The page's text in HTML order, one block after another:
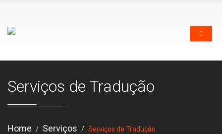
Serviços de Tradução
Home Serviços Serviços de Tradução